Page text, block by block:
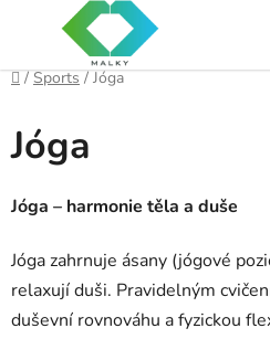
Home
/ Sports / Jóga
Jóga
Jóga – harmonie těla a duše
Jóga zahrnuje ásany (jógové
relaxují duši. Pravidelným
duševní rovnováhu a fyzickou